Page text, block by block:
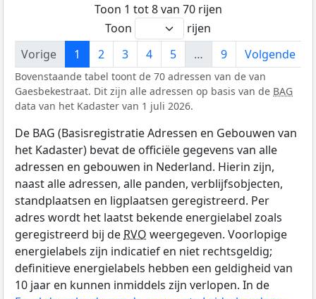
Toon 1 tot 8 van 70 rijen
Toon
rijen
Vorige
1 2 3 4 5 … 9 Volgende
Bovenstaande tabel toont de 70 adressen van de van
Gaesbekestraat. Dit zijn alle adressen op basis van de BAG
data van het Kadaster van 1 juli 2026.
De BAG (Basisregistratie Adressen en Gebouwen van
het Kadaster) bevat de officiële gegevens van alle
adressen en gebouwen in Nederland. Hierin zijn,
naast alle adressen, alle panden, verblijfsobjecten,
standplaatsen en ligplaatsen geregistreerd. Per
adres wordt het laatst bekende energielabel zoals
geregistreerd bij de RVO weergegeven. Voorlopige
energielabels zijn indicatief en niet rechtsgeldig;
definitieve energielabels hebben een geldigheid van
10 jaar en kunnen inmiddels zijn verlopen. In de